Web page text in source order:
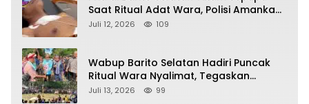
Saat Ritual Adat Wara, Polisi Amankan
Pelaku
Juli 12, 2026 109
Wabup Barito Selatan Hadiri Puncak
Ritual Wara Nyalimat, Tegaskan
Komitmen Lestarikan Budaya Dayak
Juli 13, 2026 99